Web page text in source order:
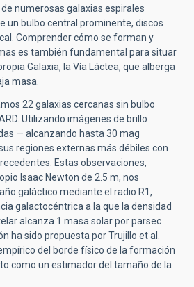
numerosas galaxias espirales
un bulbo central prominente, discos
Comprender cómo se forman y
es también fundamental para situar
Galaxia, la Vía Láctea, que alberga
masa.
22 galaxias cercanas sin bulbo
Utilizando imágenes de brillo
— alcanzando hasta 30 mag
regiones externas más débiles con
Estas observaciones,
Isaac Newton de 2.5 m, nos
galáctico mediante el radio R1,
galactocéntrica a la que la densidad
alcanza 1 masa solar por parsec
ha sido propuesta por Trujillo et al.
del borde físico de la formación
como un estimador del tamaño de la